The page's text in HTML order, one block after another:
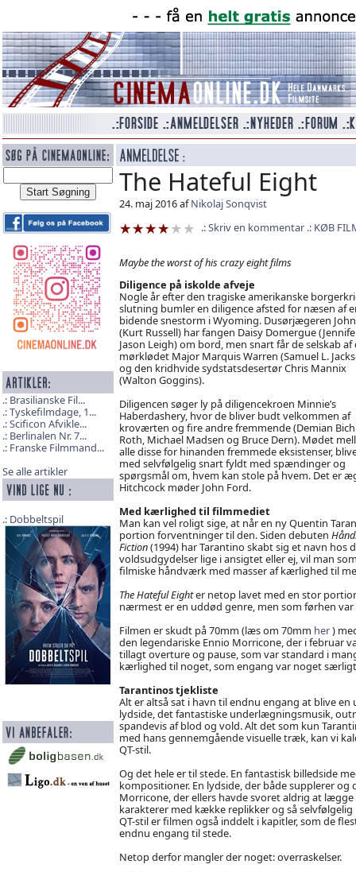
Brasilianske Fil...
Tyskefilmdage, 1...
Scificon Afvikle...
Berlinalen Nr. 7...
Franske Filmmand...
Se alle artikler
Dobbeltspil
The Hateful Eight
24. maj 2016 afNikolaj Sonqvist
Skriv en kommentar
KØB
Maybe the worst of his crazy eight films
Diligence på iskolde afveje
Nogle år efter den tragiske amerikanske
slutning bumler en diligence afsted for næsen af
bidende snestorm i Wyoming. Dusørjægeren
(Kurt Russell) har fangen Daisy Domergue
Jason Leigh) om bord, men snart får de selskab af
mørklødet Major Marquis Warren (Samuel L.
og den kridhvide sydstatsdesertør Chris Mannix
(Walton Goggins).
Diligencen søger ly på diligencekroen Minnie’s
Haberdashery, hvor de bliver budt velkommen af
kroværten og fire andre fremmende (Demian
Roth, Michael Madsen og Bruce Dern). Mødet
alle disse for hinanden fremmede eksistenser,
med selvfølgelig snart fyldt med spændinger og
spørgsmål om, hvem kan stole på hvem. Det er
Hitchcock møder John Ford.
Med kærlighed til filmmediet
Man kan vel roligt sige, at når en ny Quentin
portion forventninger til den. Siden debuten
Fiction(1994) har Tarantino skabt sig et navn hos
voldsudgydelser lige i ansigtet eller ej, vil man
filmiske håndværk med masser af kærlighed til
The Hateful Eighter netop lavet med en stor
nærmest er en uddød genre, men som førhen
Filmen er skudt på 70mm (læs om 70mm her)
den legendariske Ennio Morricone, der i februar
tillagt overture og pause, som var standard i
kærlighed til noget, som engang var noget
Tarantinos tjekliste
Alt er altså sat i havn til endnu engang at blive
lydside, det fantastiske underlægningsmusik,
spandevis af blod og vold. Alt det som kun
med hans gennemgående visuelle træk, kan vi
QT-stil.
Og det hele er til stede. En fantastisk billedside
kompositioner. En lydside, der både supplerer
Morricone, der ellers havde svoret aldrig at
karakterer med kække replikker og så
QT-stil er filmen også inddelt i kapitler, som de
endnu engang til stede.
Netop derfor mangler der noget: overraskelser.